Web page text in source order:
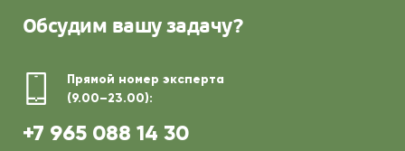
Обсудим вашу задачу?
Прямой номер эксперта
(9.00–23.00):
+7 965 088 14 30